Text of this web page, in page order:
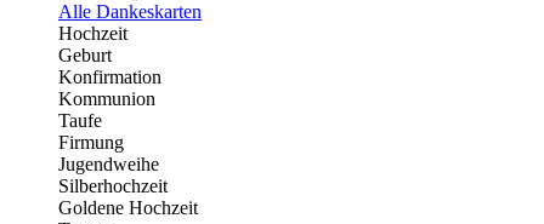
Alle Dankeskarten
Hochzeit
Geburt
Konfirmation
Kommunion
Taufe
Firmung
Jugendweihe
Silberhochzeit
Goldene Hochzeit